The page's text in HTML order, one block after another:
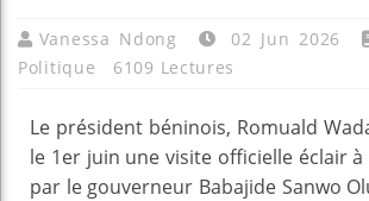
Vanessa Ndong 02 Jun 2026
Politique
6109 Lectures
Le président béninois, Romuald
le 1er juin une visite officielle éclair à
par le gouverneur Babajide Sanwo